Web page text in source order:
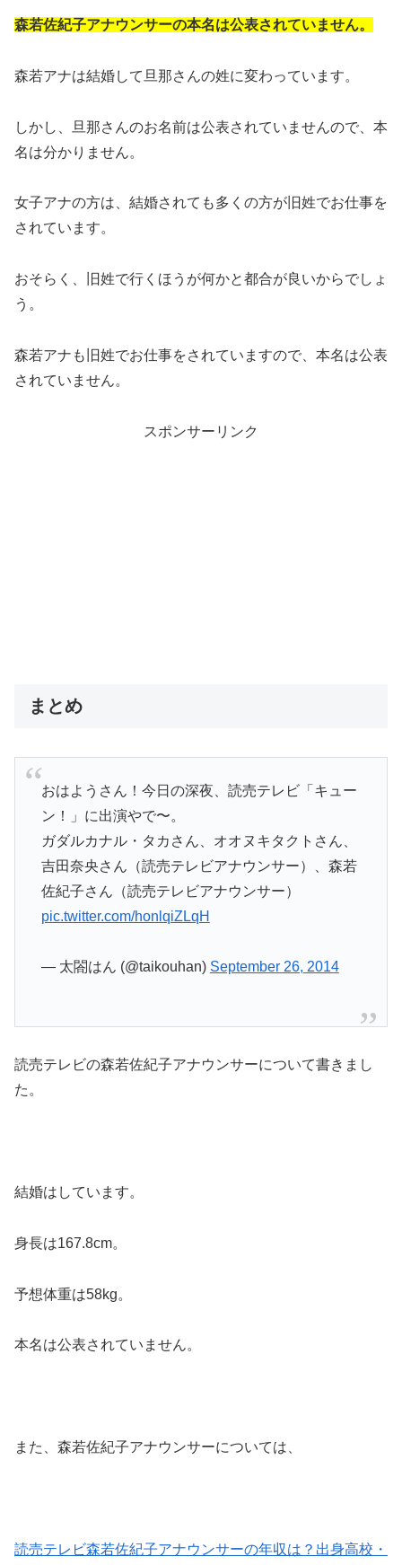
森若佐紀子アナウンサーの本名は公表されていません。
森若アナは結婚して旦那さんの姓に変わっています。
しかし、旦那さんのお名前は公表されていませんので、本
名は分かりません。
女子アナの方は、結婚されても多くの方が旧姓でお仕事を
されています。
おそらく、旧姓で行くほうが何かと都合が良いからでしょ
う。
森若アナも旧姓でお仕事をされていますので、本名は公表
されていません。
スポンサーリンク
まとめ
おはようさん！今日の深夜、読売テレビ「キュー
ン！」に出演やで〜。
ガダルカナル・タカさん、オオヌキタクトさん、
吉田奈央さん（読売テレビアナウンサー）、森若
佐紀子さん（読売テレビアナウンサー）
pic.twitter.com/honlqiZLqH
— 太閤はん (@taikouhan) September 26, 2014
読売テレビの森若佐紀子アナウンサーについて書きまし
た。
結婚はしています。
身長は167.8cm。
予想体重は58kg。
本名は公表されていません。
また、森若佐紀子アナウンサーについては、
読売テレビ森若佐紀子アナウンサーの年収は？出身高校・